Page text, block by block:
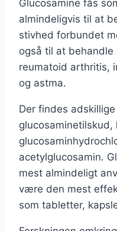
Glucosamine fås
almindeligvis til at
stivhed forbundet
også til at
reumatoid arthritis,
og astma.
Der findes
acetylglucosamin.
mest almindeligt
være den mest
som tabletter,